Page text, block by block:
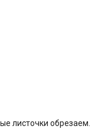
листочки обрезаем.